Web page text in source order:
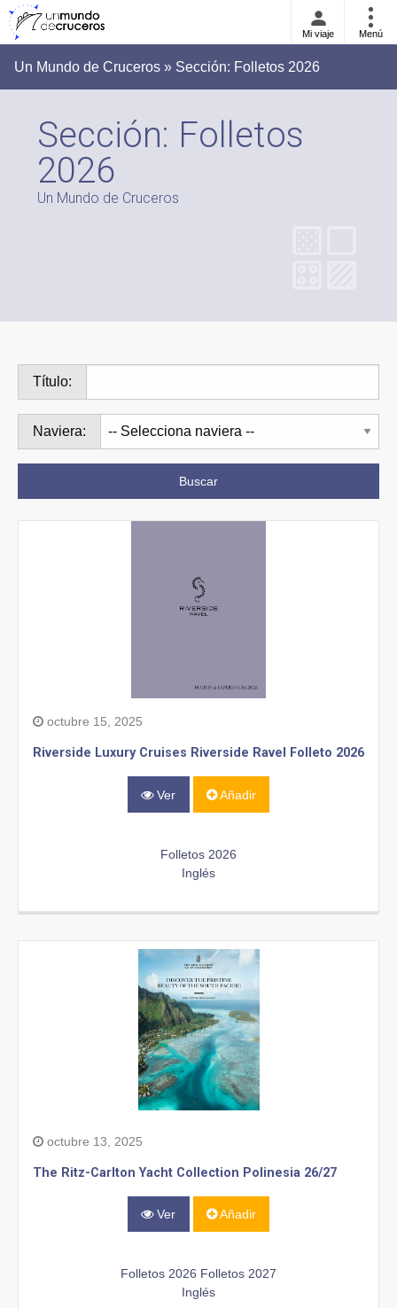
Mi viaje Menú
Un Mundo de Cruceros » Sección: Folletos 2026
Sección: Folletos
2026
Un Mundo de Cruceros
Título:
Naviera:
Buscar
octubre 15, 2025
Riverside Luxury Cruises Riverside Ravel Folleto 2026
Ver Añadir
Folletos 2026
Inglés
octubre 13, 2025
The Ritz-Carlton Yacht Collection Polinesia 26/27
Ver Añadir
Folletos 2026 Folletos 2027
Inglés